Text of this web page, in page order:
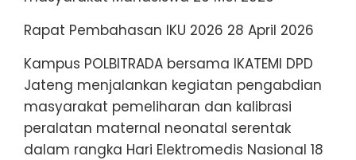
Rapat Pembahasan IKU 2026 28 April 2026
Kampus POLBITRADA bersama IKATEMI DPD
Jateng menjalankan kegiatan pengabdian
masyarakat pemeliharan dan kalibrasi
peralatan maternal neonatal serentak
dalam rangka Hari Elektromedis Nasional 18